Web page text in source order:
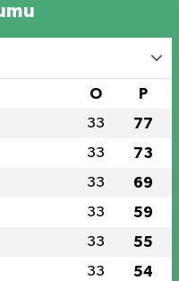
O P
33 77
33 73
33 69
33 59
33 55
33 54